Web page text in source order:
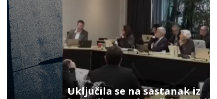
Uključila se na sastanak iz